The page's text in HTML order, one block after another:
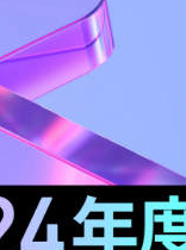
よる利活用を支える事